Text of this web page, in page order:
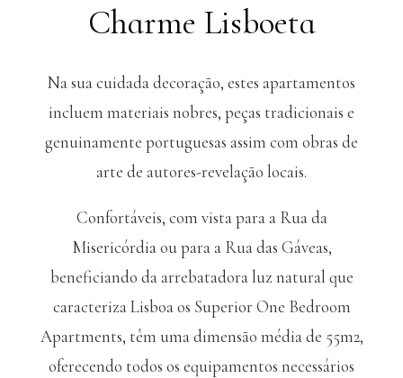
Charme Lisboeta
Na sua cuidada decoração, estes apartamentos
incluem materiais nobres, peças tradicionais e
genuinamente portuguesas assim com obras de
arte de autores-revelação locais.
Confortáveis, com vista para a Rua da
Misericórdia ou para a Rua das Gáveas,
beneficiando da arrebatadora luz natural que
caracteriza Lisboa os Superior One Bedroom
Apartments, têm uma dimensão média de 55m2,
oferecendo todos os equipamentos necessários